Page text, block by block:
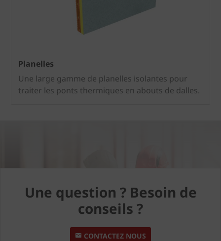
Planelles
Une large gamme de planelles isolantes pour
traiter les ponts thermiques en abouts de dalles.
Une question ? Besoin de
conseils ?
CONTACTEZ NOUS